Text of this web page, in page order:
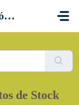
digital express - Atención al Cliente
de Stock